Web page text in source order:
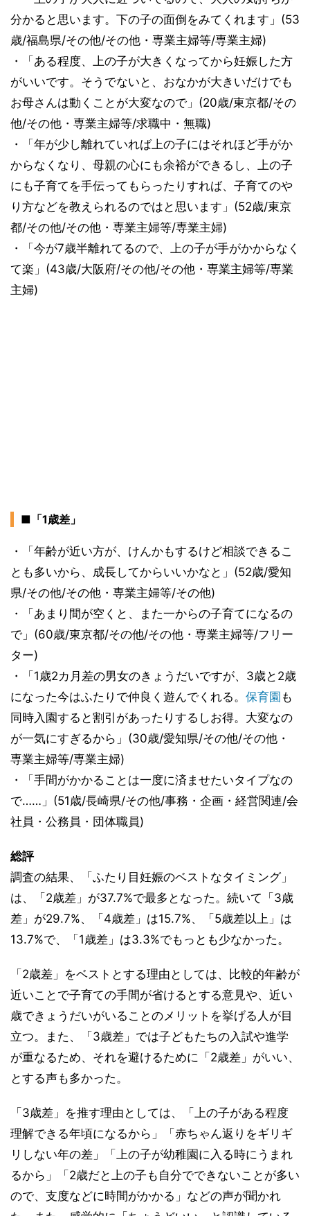
分かると思います。下の子の面倒をみてくれます」(53
歳/福島県/その他/その他・専業主婦等/専業主婦)
・「ある程度、上の子が大きくなってから妊娠した方
がいいです。そうでないと、おなかが大きいだけでも
お母さんは動くことが大変なので」(20歳/東京都/その
他/その他・専業主婦等/求職中・無職)
・「年が少し離れていれば上の子にはそれほど手がか
からなくなり、母親の心にも余裕ができるし、上の子
にも子育てを手伝ってもらったりすれば、子育てのや
り方などを教えられるのではと思います」(52歳/東京
都/その他/その他・専業主婦等/専業主婦)
・「今が7歳半離れてるので、上の子が手がかからなく
て楽」(43歳/大阪府/その他/その他・専業主婦等/専業
主婦)
■「1歳差」
・「年齢が近い方が、けんかもするけど相談できるこ
とも多いから、成長してからいいかなと」(52歳/愛知
県/その他/その他・専業主婦等/その他)
・「あまり間が空くと、また一からの子育てになるの
で」(60歳/東京都/その他/その他・専業主婦等/フリー
ター)
・「1歳2カ月差の男女のきょうだいですが、3歳と2歳
になった今はふたりで仲良く遊んでくれる。 保育園 も
同時入園すると割引があったりするしお得。大変なの
が一気にすぎるから」(30歳/愛知県/その他/その他・
専業主婦等/専業主婦)
・「手間がかかることは一度に済ませたいタイプなの
で……」(51歳/長崎県/その他/事務・企画・経営関連/会
社員・公務員・団体職員)
総評
調査の結果、「ふたり目妊娠のベストなタイミング」
は、「2歳差」が37.7%で最多となった。続いて「3歳
差」が29.7%、「4歳差」は15.7%、「5歳差以上」は
13.7%で、「1歳差」は3.3%でもっとも少なかった。
「2歳差」をベストとする理由としては、比較的年齢が
近いことで子育ての手間が省けるとする意見や、近い
歳できょうだいがいることのメリットを挙げる人が目
立つ。また、「3歳差」では子どもたちの入試や進学
が重なるため、それを避けるために「2歳差」がいい、
とする声も多かった。
「3歳差」を推す理由としては、「上の子がある程度
理解できる年頃になるから」「赤ちゃん返りをギリギ
リしない年の差」「上の子が幼稚園に入る時にうまれ
るから」「2歳だと上の子も自分でできないことが多い
ので、支度などに時間がかかる」などの声が聞かれ